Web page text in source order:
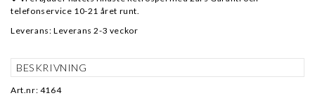
telefonservice 10-21 året runt.
Leverans: Leverans 2-3 veckor
BESKRIVNING
Art.nr: 4164